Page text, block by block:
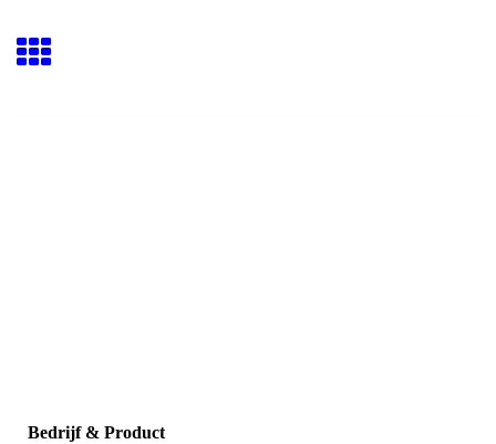
Bedrijf & Product